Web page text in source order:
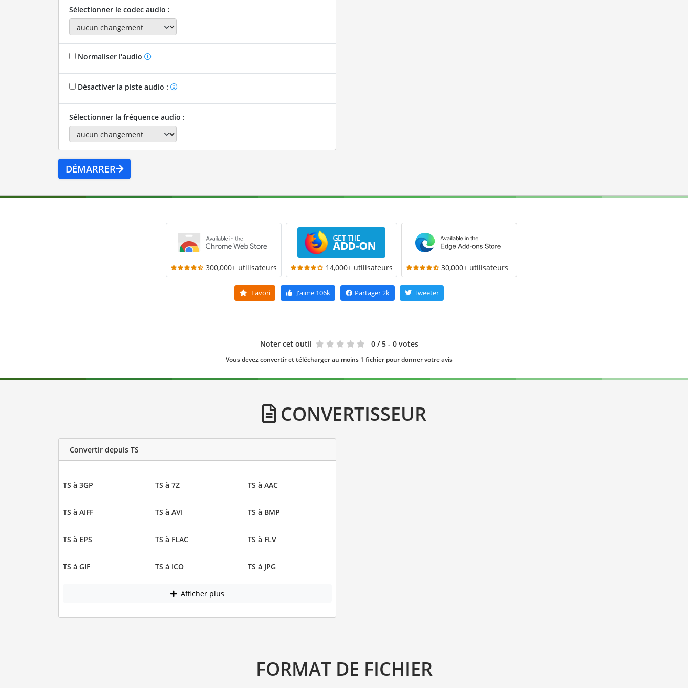
Sélectionner le codec audio :
Normaliser l'audio
Désactiver la piste audio :
Sélectionner la fréquence audio :
DÉMARRER
300,000+ utilisateurs 14,000+ utilisateurs 30,000+ utilisateurs
Favori J'aime106k Partager2k Tweeter
Noter cet outil 0 / 5 - 0 votes
Vous devez convertir et télécharger au moins 1 fichier pour donner votre avis
CONVERTISSEUR
Convertir depuis TS
TS à 3GP TS à 7Z TS à AAC
TS à AIFF TS à AVI TS à BMP
TS à EPS TS à FLAC TS à FLV
TS à GIF TS à ICO TS à JPG
Afficher plus
FORMAT DE FICHIER